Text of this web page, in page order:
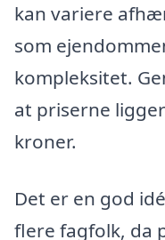
kan variere
som
kompleksitet.
at priserne
kroner.
Det er en god
flere fagfolk, da